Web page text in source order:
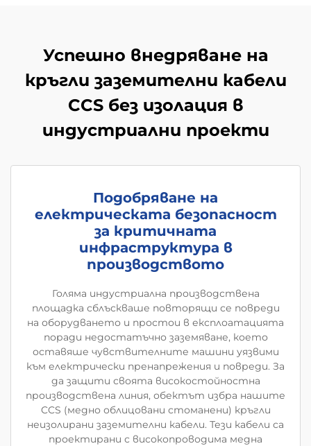
Успешно внедряване на
кръгли заземителни кабели
CCS без изолация в
индустриални проекти
Подобряване на
електрическата безопасност
за критичната
инфраструктура в
производството
Голяма индустриална производствена
площадка сблъскваше повторящи се повреди
на оборудването и простои в експлоатацията
поради недостатъчно заземяване, което
оставяше чувствителните машини уязвими
към електрически пренапрежения и повреди. За
да защити своята високостойностна
производствена линия, обектът избра нашите
CCS (медно облицовани стоманени) кръгли
неизолирани заземителни кабели. Тези кабели са
проектирани с високопроводима медна